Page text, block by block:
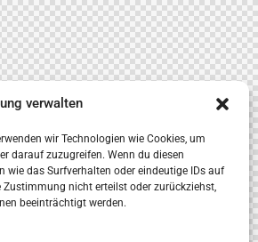
verwalten
wir Technologien wie Cookies, um
darauf zuzugreifen. Wenn du diesen
wie das Surfverhalten oder eindeutige IDs auf
Zustimmung nicht erteilst oder zurückziehst,
beeinträchtigt werden.